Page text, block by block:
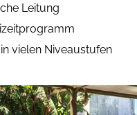
Leitung
vielen Niveaustufen